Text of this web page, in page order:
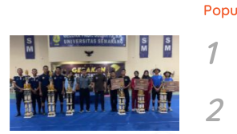
1
2